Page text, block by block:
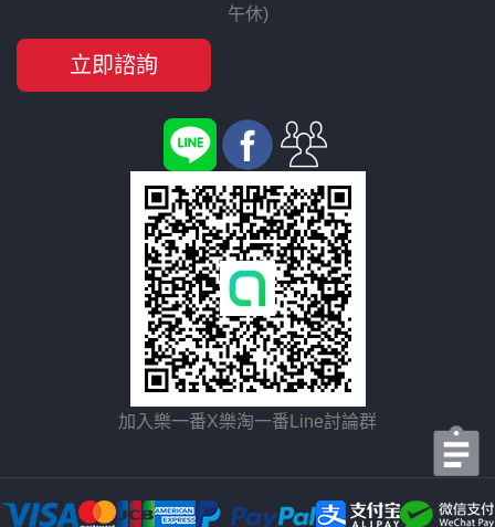
午休)
立即諮詢
加入樂一番X樂淘一番Line討論群